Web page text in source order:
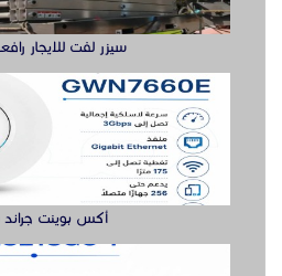
سيزر لفت للايجار
أكس بوينت جراند